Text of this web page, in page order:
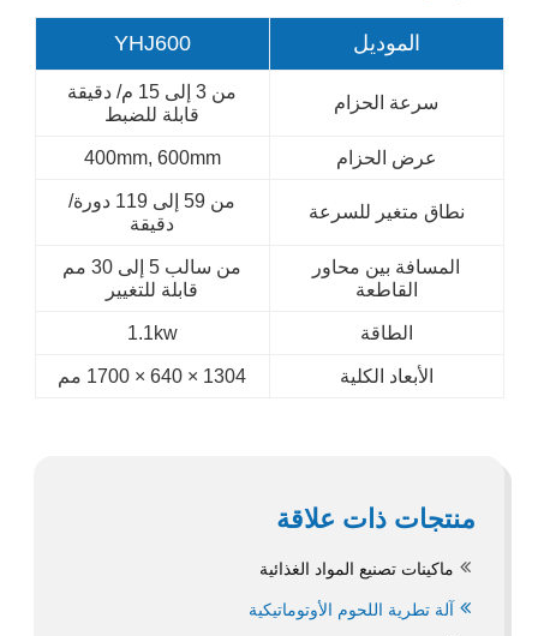
الموديل YHJ600
سرعة الحزام
من 3 إلى 15 م/ دقيقة
قابلة للضبط
عرض الحزام 400mm, 600mm
نطاق متغير للسرعة
من 59 إلى 119 دورة/
دقيقة
المسافة بين محاور
القاطعة
من سالب 5 إلى 30 مم
قابلة للتغيير
الطاقة 1.1kw
الأبعاد الكلية 1700 × 640 × 1304 مم
منتجات ذات علاقة
ماكينات تصنيع المواد الغذائية
آلة تطرية اللحوم الأوتوماتيكية